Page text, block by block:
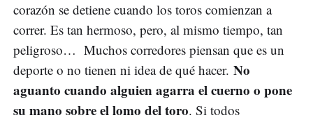
corazón se detiene cuando los toros comienzan a
correr. Es tan hermoso, pero, al mismo tiempo, tan
peligroso… Muchos corredores piensan que es un
deporte o no tienen ni idea de qué hacer. No
aguanto cuando alguien agarra el cuerno o pone
su mano sobre el lomo del toro. Si todos